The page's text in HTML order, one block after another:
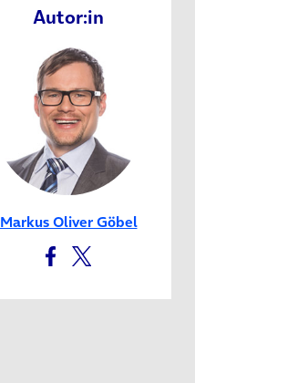
Autor:in
Markus Oliver Göbel